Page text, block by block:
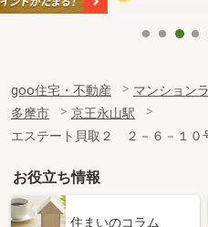
goo住宅・不動産 マンション
多摩市
京王永山駅
エステート貝取２ ２－６－１０
お役立ち情報
住まいのコラム